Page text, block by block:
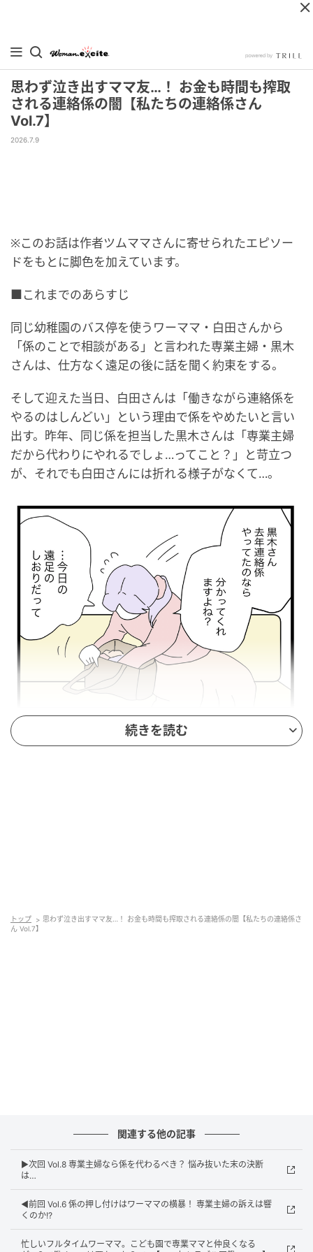
思わず泣き出すママ友…！ お金も時間も搾取
される連絡係の闇【私たちの連絡係さん
Vol.7】
2026.7.9
※このお話は作者ツムママさんに寄せられたエピソー
ドをもとに脚色を加えています。
■これまでのあらすじ
同じ幼稚園のバス停を使うワーママ・白田さんから
「係のことで相談がある」と言われた専業主婦・黒木
さんは、仕方なく遠足の後に話を聞く約束をする。
そして迎えた当日、白田さんは「働きながら連絡係を
やるのはしんどい」という理由で係をやめたいと言い
出す。昨年、同じ係を担当した黒木さんは「専業主婦
だから代わりにやれるでしょ…ってこと？」と苛立つ
が、それでも白田さんには折れる様子がなくて…。
ウーマンエキサイト 続きを読む
トップ
思わず泣き出すママ友…！ お金も時間も搾取される連絡係の闇【私たちの連絡係さ
ん Vol.7】
関連する他の記事
▶︎次回 Vol.8 専業主婦なら係を代わるべき？ 悩み抜いた末の決断
は…
◀︎前回 Vol.6 係の押し付けはワーママの横暴！ 専業主婦の訴えは響
くのか!?
忙しいフルタイムワーママ。こども園で専業ママと仲良くなる